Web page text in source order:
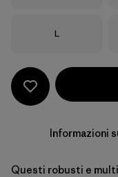
Taglia
L
Informazioni
Questi robusti e